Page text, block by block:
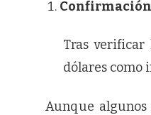
Tras verificar
dólares como
Aunque